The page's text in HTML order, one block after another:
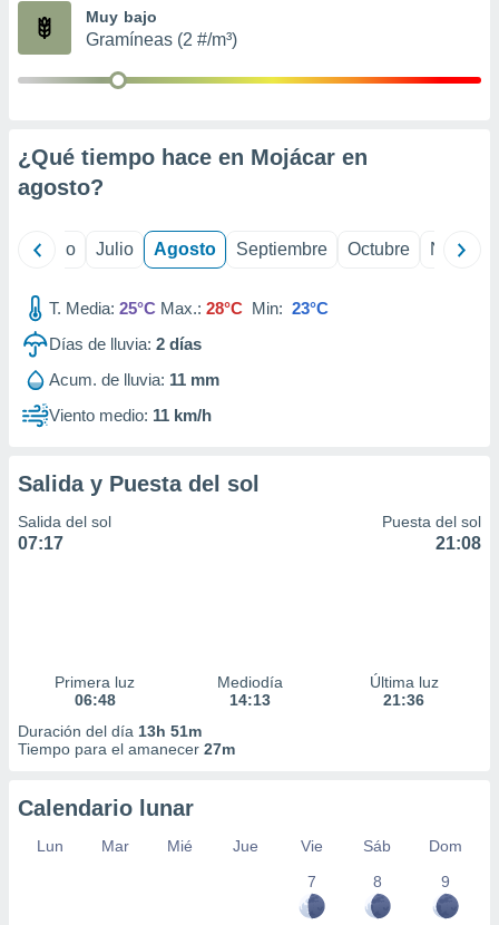
publicidad
1199
Muy bajo
Gramíneas (2 #/m³)
¿Qué tiempo hace en Mojácar en
agosto?
Junio Julio Agosto Septiembre Octubre
T. Media: 25°C Max.: 28°C Min: 23°C
Días de lluvia: 2 días
Acum. de lluvia: 11 mm
Viento medio: 11 km/h
Salida y Puesta del sol
Salida del sol
07:17
Puesta del sol
21:08
Primera luz
06:48
Mediodía
14:13
Última luz
21:36
Duración del día 13h 51m
Tiempo para el amanecer 27m
Calendario lunar
Lun Mar Mié Jue Vie Sáb
Dom
7
8 9